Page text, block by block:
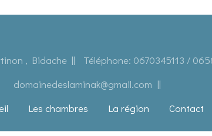
, Bidache
Téléphone: 0670345113 /
domainedeslaminak@gmail.com
Les chambres La région Contact